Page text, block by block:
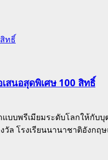
ทธิ์
นอสุดพิเศษ 100 สิทธิ์
แบบพรีเมียมระดับโลกให้
ล โรงเรียนนานาชาติอังกฤ